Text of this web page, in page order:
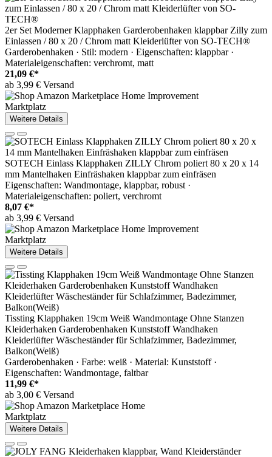
2er Set Moderner Klapphaken Garderobenhaken klappbar Zilly zum
Einlassen / 80 x 20 / Chrom matt Kleiderlüfter von SO-TECH®
Garderobenhaken · Stil: modern · Eigenschaften: klappbar ·
Materialeigenschaften: verchromt, matt
21,09 €*
ab 3,99 € Versand
Marktplatz
Weitere Details
SOTECH Einlass Klapphaken ZILLY Chrom poliert 80 x 20 x 14
mm Mantelhaken Einfräshaken klappbar zum einfräsen
Eigenschaften: Wandmontage, klappbar, robust ·
Materialeigenschaften: poliert, verchromt
8,07 €*
ab 3,99 € Versand
Marktplatz
Weitere Details
Tissting Klapphaken 19cm Weiß Wandmontage Ohne Stanzen
Kleiderhaken Garderobenhaken Kunststoff Wandhaken
Kleiderlüfter Wäscheständer für Schlafzimmer, Badezimmer,
Balkon(Weiß)
Garderobenhaken · Farbe: weiß · Material: Kunststoff ·
Eigenschaften: Wandmontage, faltbar
11,99 €*
ab 3,00 € Versand
Marktplatz
Weitere Details